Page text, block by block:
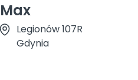
Max
Legionów 107R
Gdynia